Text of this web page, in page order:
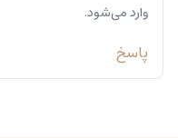
وارد می‌شود.
پاسخ